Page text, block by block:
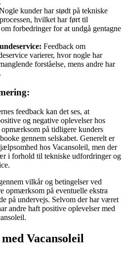
kunder har stødt på tekniske
hvilket har ført til
forbedringer for at undgå gentagne
Feedback om
varierer, hvor nogle har
forståelse, mens andre har
feedback kan det ses, at
og negative oplevelser hos
på tidligere kunders
gennem selskabet. Generelt er
hos Vacansoleil, men der
i forhold til tekniske udfordringer og
vilkår og betingelser ved
opmærksom på eventuelle ekstra
på undervejs. Selvom der har været
andre haft positive oplevelser med
Vacansoleil